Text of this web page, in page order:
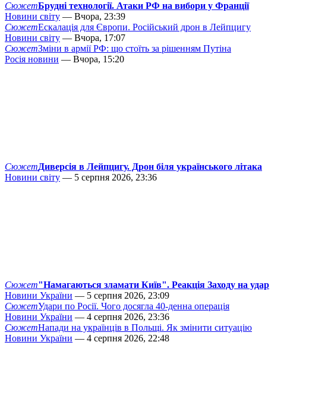
СюжетБрудні технології. Атаки РФ на вибори у Франції
Новини світу — Вчора, 23:39
СюжетЕскалація для Європи. Російський дрон в Лейпцигу
Новини світу — Вчора, 17:07
СюжетЗміни в армії РФ: що стоїть за рішенням Путіна
Росія новини — Вчора, 15:20
СюжетДиверсія в Лейпцигу. Дрон біля українського літака
Новини світу — 5 серпня 2026, 23:36
Сюжет"Намагаються зламати Київ". Реакція Заходу на удар
Новини України — 5 серпня 2026, 23:09
СюжетУдари по Росії. Чого досягла 40-денна операція
Новини України — 4 серпня 2026, 23:36
СюжетНапади на українців в Польщі. Як змінити ситуацію
Новини України — 4 серпня 2026, 22:48